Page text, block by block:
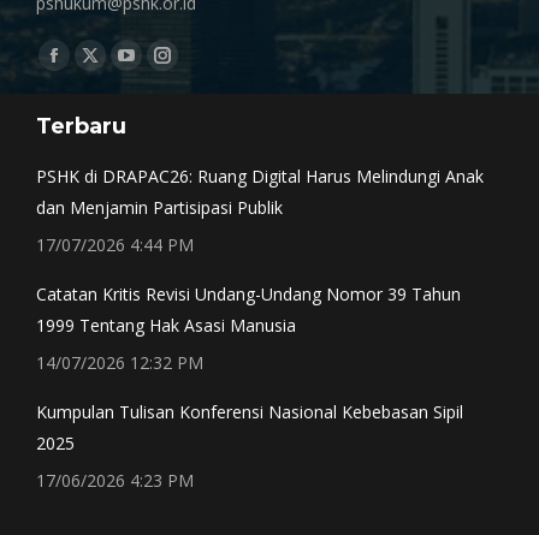
Find us on:
Facebook
opens
window
X
opens
window
YouTube
opens
Instagram
window
Terbaru
PSHK di DRAPAC26: Ruang Digital Harus Melindungi Anak
dan Menjamin Partisipasi Publik
17/07/2026 4:44 PM
Catatan Kritis Revisi Undang-Undang Nomor 39 Tahun
1999 Tentang Hak Asasi Manusia
14/07/2026 12:32 PM
Kumpulan Tulisan Konferensi Nasional Kebebasan Sipil
2025
17/06/2026 4:23 PM